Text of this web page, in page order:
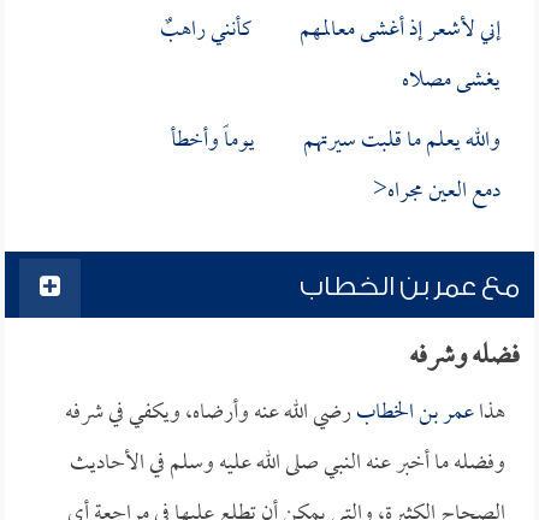
إني لأشعر إذ أغشى معالمهم كأنني راهبٌ
يغشى مصلاه
والله يعلم ما قلبت سيرتهم يوماً وأخطأ
دمع العين مجراه<
مع عمر بن الخطاب
فضله وشرفه
هذاعمر بن الخطابرضي الله عنه وأرضاه، ويكفي في شرفه
وفضله ما أخبر عنه النبي صلى الله عليه وسلم في الأحاديث